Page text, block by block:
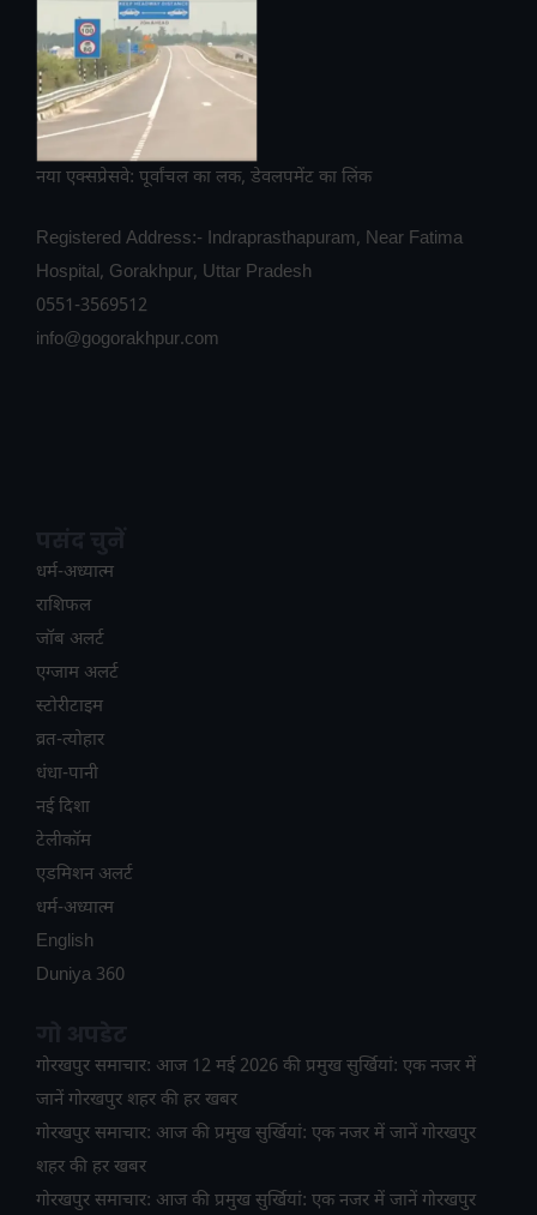
नया एक्सप्रेसवे: पूर्वांचल का लक, डेवलपमेंट का लिंक
Registered Address:- Indraprasthapuram, Near Fatima
Hospital, Gorakhpur, Uttar Pradesh
0551-3569512
info@gogorakhpur.com
धर्म-अध्यात्म
राशिफल
जॉब अलर्ट
एग्जाम अलर्ट
स्टोरीटाइम
व्रत-त्योहार
धंधा-पानी
नई दिशा
टेलीकॉम
ए​डमिशन अलर्ट
धर्म-अध्यात्म
English
Duniya 360
गोरखपुर समाचार: आज 12 मई 2026 की प्रमुख सुर्खियां: एक नजर में
जानें गोरखपुर शहर की हर खबर
गोरखपुर समाचार: आज की प्रमुख सुर्खियां: एक नजर में जानें गोरखपुर
शहर की हर खबर
गोरखपुर समाचार: आज की प्रमुख सुर्खियां: एक नजर में जानें गोरखपुर